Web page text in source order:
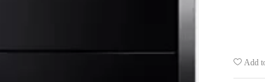
Add